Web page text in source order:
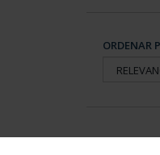
ORDENAR